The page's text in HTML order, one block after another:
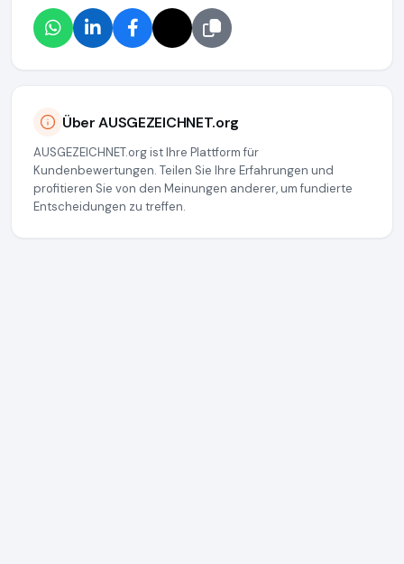
Über AUSGEZEICHNET.org
AUSGEZEICHNET.org ist Ihre Plattform für
Kundenbewertungen. Teilen Sie Ihre Erfahrungen und
profitieren Sie von den Meinungen anderer, um fundierte
Entscheidungen zu treffen.